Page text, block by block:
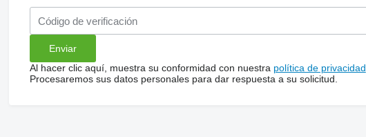
Al hacer clic aquí, muestra su conformidad con nuestra política de privacidad
Procesaremos sus datos personales para dar respuesta a su solicitud.